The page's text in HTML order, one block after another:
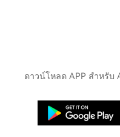
ดาวน์โหลด APP สำหรับ